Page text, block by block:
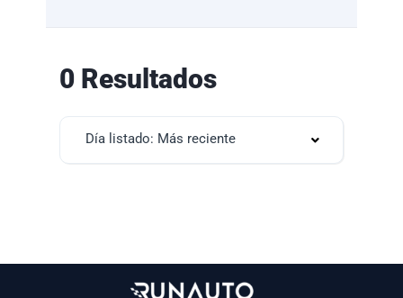
0 Resultados
Día listado: Más reciente